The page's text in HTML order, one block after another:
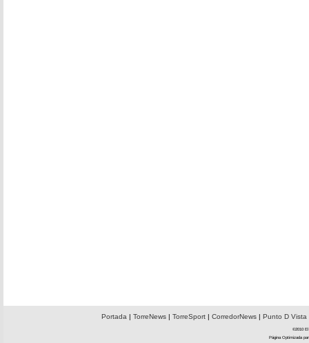
Portada | TorreNews| TorreSport| CorredorNews| Punto D Vista
©2010 El
Página Optimizada